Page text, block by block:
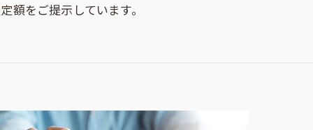
をご提示しています。